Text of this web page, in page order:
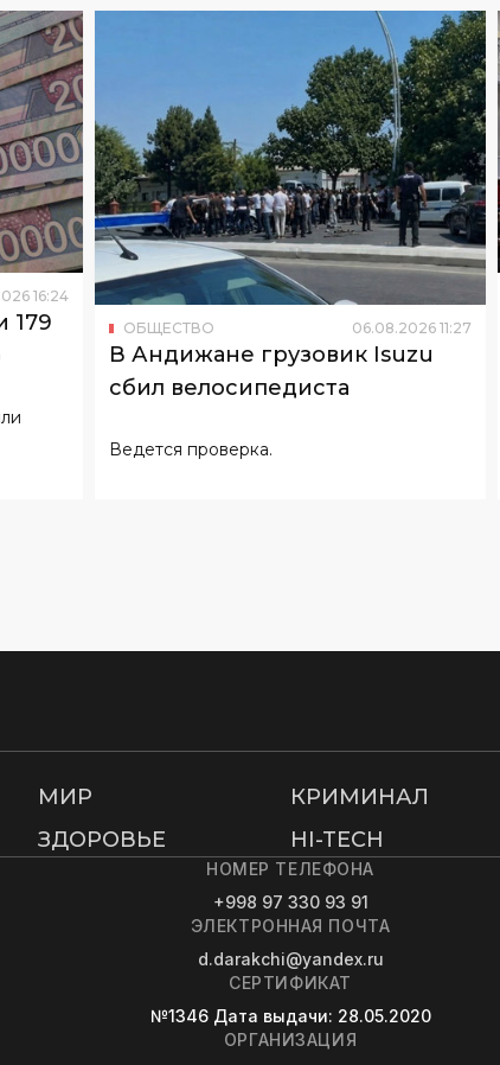
16:24
179
ОБЩЕСТВО 06.08.2026 11:27
В Андижане грузовик Isuzu
сбил велосипедиста
Ведется проверка.
МИР КРИМИНАЛ
ЗДОРОВЬЕ HI-TECH
НОМЕР ТЕЛЕФОНА
+998 97 330 93 91
ЭЛЕКТРОННАЯ ПОЧТА
d.darakchi@yandex.ru
СЕРТИФИКАТ
№1346 Дата выдачи: 28.05.2020
ОРГАНИЗАЦИЯ